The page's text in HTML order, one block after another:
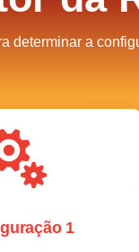
determinar a
1